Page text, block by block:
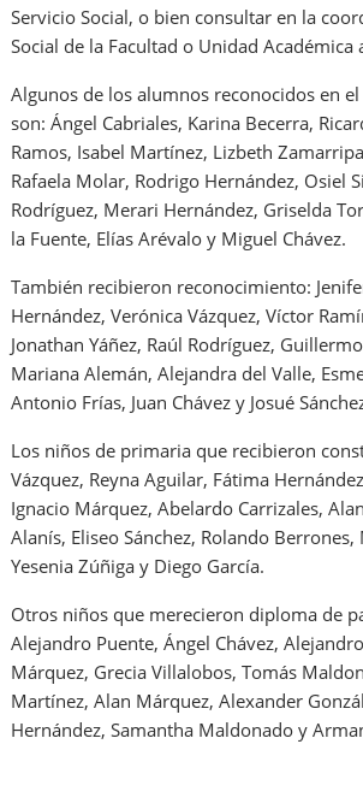
Servicio Social, o bien consultar en la
Social de la Facultad o Unidad Académica
Algunos de los alumnos reconocidos en
son: Ángel Cabriales, Karina Becerra,
Ramos, Isabel Martínez, Lizbeth
Rafaela Molar, Rodrigo Hernández, Osiel
Rodríguez, Merari Hernández, Griselda
la Fuente, Elías Arévalo y Miguel Chávez.
También recibieron reconocimiento:
Hernández, Verónica Vázquez, Víctor
Jonathan Yáñez, Raúl Rodríguez,
Mariana Alemán, Alejandra del Valle,
Antonio Frías, Juan Chávez y Josué
Los niños de primaria que recibieron
Vázquez, Reyna Aguilar, Fátima
Ignacio Márquez, Abelardo Carrizales,
Alanís, Eliseo Sánchez, Rolando Berrones,
Yesenia Zúñiga y Diego García.
Otros niños que merecieron diploma de
Alejandro Puente, Ángel Chávez,
Márquez, Grecia Villalobos, Tomás
Martínez, Alan Márquez, Alexander
Hernández, Samantha Maldonado y